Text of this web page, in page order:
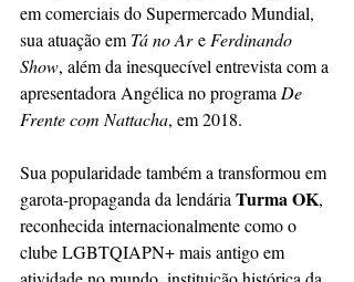
em comerciais do Supermercado Mundial,
sua atuação em Tá no Ar e Ferdinando
Show, além da inesquecível entrevista com a
apresentadora Angélica no programa De
Frente com Nattacha, em 2018.
Sua popularidade também a transformou em
garota-propaganda da lendária Turma OK,
reconhecida internacionalmente como o
clube LGBTQIAPN+ mais antigo em